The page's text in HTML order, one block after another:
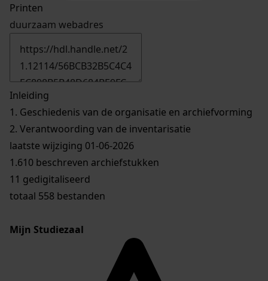
Printen
duurzaam webadres
Inleiding
1. Geschiedenis van de organisatie en archiefvorming
2. Verantwoording van de inventarisatie
laatste wijziging 01-06-2026
1.610 beschreven archiefstukken
11 gedigitaliseerd
totaal 558 bestanden
Mijn Studiezaal